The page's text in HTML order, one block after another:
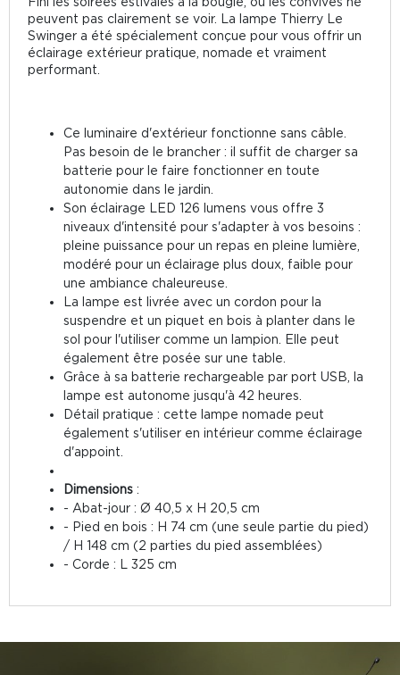
peuvent pas clairement se voir. La lampe Thierry Le
Swinger a été spécialement conçue pour vous offrir un
éclairage extérieur pratique, nomade et vraiment
performant.
Ce luminaire d'extérieur fonctionne sans câble.
Pas besoin de le brancher : il suffit de charger sa
batterie pour le faire fonctionner en toute
autonomie dans le jardin.
Son éclairage LED 126 lumens vous offre 3
niveaux d'intensité pour s'adapter à vos besoins :
pleine puissance pour un repas en pleine lumière,
modéré pour un éclairage plus doux, faible pour
une ambiance chaleureuse.
La lampe est livrée avec un cordon pour la
suspendre et un piquet en bois à planter dans le
sol pour l'utiliser comme un lampion. Elle peut
également être posée sur une table.
Grâce à sa batterie rechargeable par port USB, la
lampe est autonome jusqu'à 42 heures.
Détail pratique : cette lampe nomade peut
également s'utiliser en intérieur comme éclairage
d'appoint.
Dimensions :
- Abat-jour : Ø 40,5 x H 20,5 cm
- Pied en bois : H 74 cm (une seule partie du pied)
/ H 148 cm (2 parties du pied assemblées)
- Corde : L 325 cm